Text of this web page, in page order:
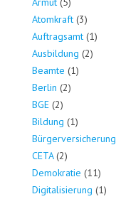
Atomkraft (3)
Auftragsamt (1)
Ausbildung (2)
Beamte (1)
Berlin (2)
BGE (2)
Bildung (1)
Bürgerversicherung
CETA(2)
Demokratie (11)
Digitalisierung (1)